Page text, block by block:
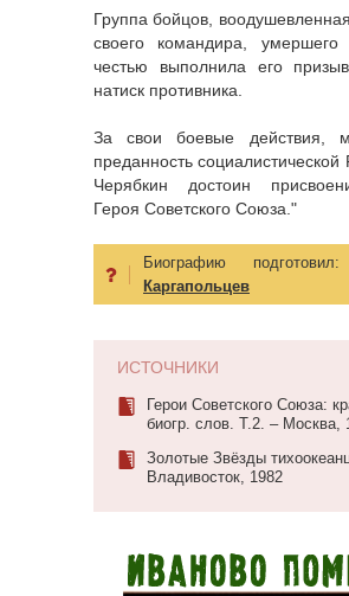
Группа бойцов,
своего командира,
честью выполнила его
натиск противника.
За свои боевые действия,
преданность социалистической
Черябкин достоин
Героя Советского Союза."
Биографию
Каргапольцев
ИСТОЧНИКИ
Герои Советского Союза:
биогр. слов. Т.2. – Москва,
Золотые Звёзды
Владивосток, 1982